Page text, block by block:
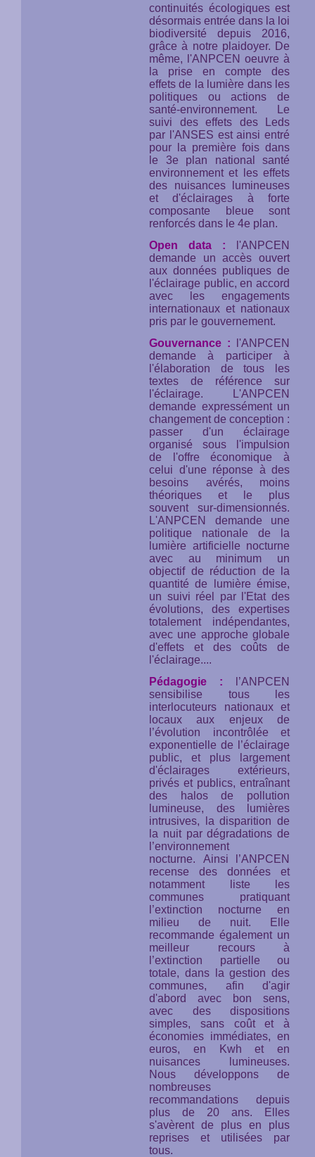
continuités écologiques est
désormais entrée dans la loi
biodiversité depuis 2016,
grâce à notre plaidoyer. De
même, l'ANPCEN oeuvre à
la prise en compte des
effets de la lumière dans les
politiques ou actions de
santé-environnement. Le
suivi des effets des Leds
par l'ANSES est ainsi entré
pour la première fois dans
le 3e plan national santé
environnement et les effets
des nuisances lumineuses
et d'éclairages à forte
composante bleue sont
renforcés dans le 4e plan.
Open data : l'ANPCEN
demande un accès ouvert
aux données publiques de
l'éclairage public, en accord
avec les engagements
internationaux et nationaux
pris par le gouvernement.
Gouvernance :
l'ANPCEN
demande à participer à
l'élaboration de tous les
textes de référence sur
l'éclairage. L'ANPCEN
demande expressément un
changement de conception :
passer d'un éclairage
organisé sous l'impulsion
de l'offre économique à
celui d'une réponse à des
besoins avérés, moins
théoriques et le plus
souvent sur-dimensionnés.
L'ANPCEN demande une
politique nationale de la
lumière artificielle nocturne
avec au minimum un
objectif de réduction de la
quantité de lumière émise,
un suivi réel par l'Etat des
évolutions, des expertises
totalement indépendantes,
avec une approche globale
d'effets et des coûts de
l'éclairage....
Pédagogie :
l’ANPCEN
sensibilise tous les
interlocuteurs nationaux et
locaux aux enjeux de
l’évolution incontrôlée et
exponentielle de l’éclairage
public, et plus largement
d'éclairages extérieurs,
privés et publics, entraînant
des halos de pollution
lumineuse, des lumières
intrusives, la disparition de
la nuit par dégradations de
l’environnement
nocturne. Ainsi l’ANPCEN
recense des données et
notamment liste les
communes pratiquant
l’extinction nocturne en
milieu de nuit. Elle
recommande également un
meilleur recours à
l’extinction partielle ou
totale, dans la gestion des
communes, afin d'agir
d'abord avec bon sens,
avec des dispositions
simples, sans coût et à
économies immédiates, en
euros, en Kwh et en
nuisances lumineuses.
Nous développons de
nombreuses
recommandations depuis
plus de 20 ans. Elles
s'avèrent de plus en plus
reprises et utilisées par
tous.